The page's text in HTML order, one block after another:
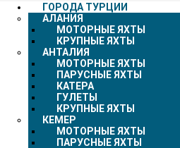
ГОРОДА ТУРЦИИ
АЛАНИЯ
МОТОРНЫЕ ЯХТЫ
КРУПНЫЕ ЯХТЫ
АНТАЛИЯ
МОТОРНЫЕ ЯХТЫ
ПАРУСНЫЕ ЯХТЫ
КАТЕРА
ГУЛЕТЫ
КРУПНЫЕ ЯХТЫ
КЕМЕР
МОТОРНЫЕ ЯХТЫ
ПАРУСНЫЕ ЯХТЫ